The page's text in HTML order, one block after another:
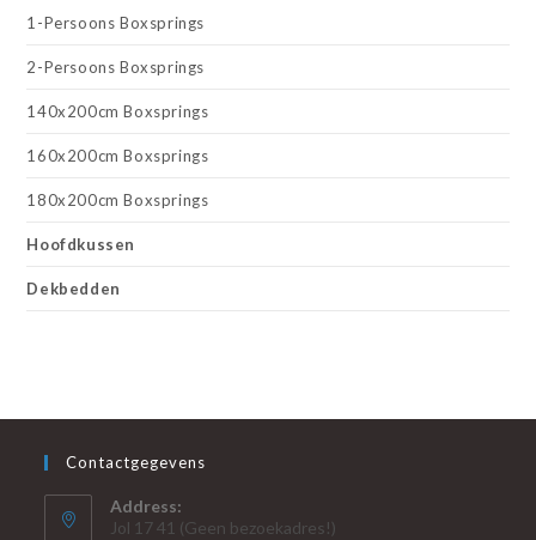
1-Persoons Boxsprings
2-Persoons Boxsprings
140x200cm Boxsprings
160x200cm Boxsprings
180x200cm Boxsprings
Hoofdkussen
Dekbedden
Contactgegevens
Address:
Jol 17 41 (Geen bezoekadres!)